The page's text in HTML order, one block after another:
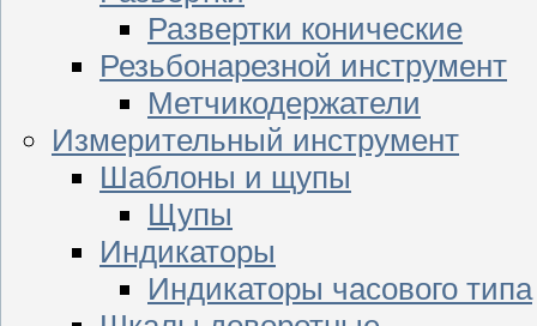
Развертки конические
Резьбонарезной инструмент
Метчикодержатели
Измерительный инструмент
Шаблоны и щупы
Щупы
Индикаторы
Индикаторы часового типа